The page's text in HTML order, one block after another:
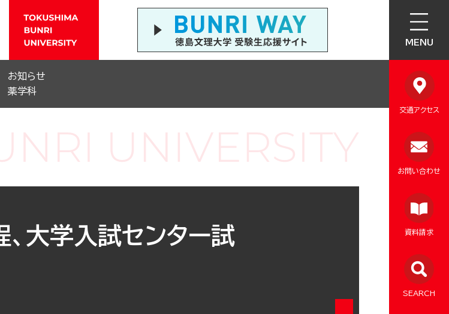
MENU
交通アクセス
お問い合わせ
資料請求
SEARCH
お知らせ
薬学科
、大学入試センター試